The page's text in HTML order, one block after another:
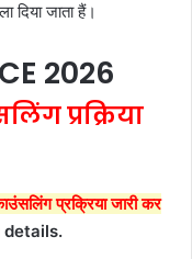
दिया जाता हैं।
2026
प्रक्रिया
प्रक्रिया जारी कर
details.